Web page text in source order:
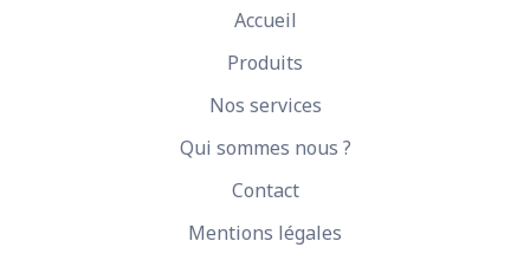
Accueil
Produits
Nos services
Qui sommes nous ?
Contact
Mentions légales